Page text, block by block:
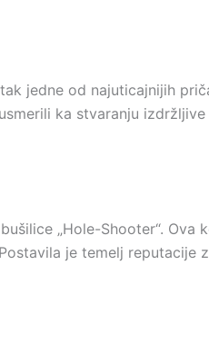
jedne od najuticajnijih
ka stvaranju
„Hole-Shooter“. Ova
je temelj reputacije